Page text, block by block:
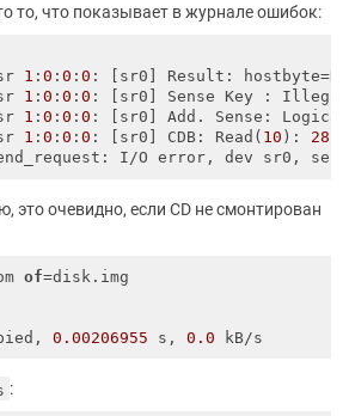
то, что показывает в журнале ошибок:
1 :0 :0 :0 : [sr0] Result:
1 :0 :0 :0 : [sr0] Sense Key :
1 :0 :0 :0 : [sr0] Add. Sense:
1 :0 :0 :0 : [sr0] CDB: Read( 10 ): 28
I/O error, dev sr0,
это очевидно, если CD не смонтирован
of
0.00206955 s, 0.0
: